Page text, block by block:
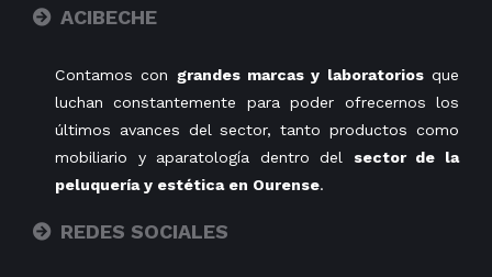
ACIBECHE
Contamos con grandes marcas y laboratoriosque
luchan constantemente para poder ofrecernos los
últimos avances del sector, tanto productos como
mobiliario y aparatología dentro del sector de la
peluquería y estética en Ourense.
REDES SOCIALES